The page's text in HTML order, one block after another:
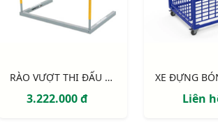
RÀO VƯỢT THI ĐẤU BẰNG THÉP, CÓ ĐỐI TRỌNG
3.222.000 đ Liên